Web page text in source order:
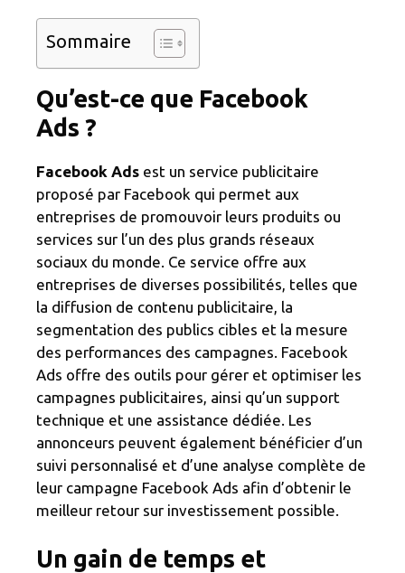
Sommaire
Qu’est-ce que Facebook
Ads ?
Facebook Ads est un service publicitaire
proposé par Facebook qui permet aux
entreprises de promouvoir leurs produits ou
services sur l’un des plus grands réseaux
sociaux du monde. Ce service offre aux
entreprises de diverses possibilités, telles que
la diffusion de contenu publicitaire, la
segmentation des publics cibles et la mesure
des performances des campagnes. Facebook
Ads offre des outils pour gérer et optimiser les
campagnes publicitaires, ainsi qu’un support
technique et une assistance dédiée. Les
annonceurs peuvent également bénéficier d’un
suivi personnalisé et d’une analyse complète de
leur campagne Facebook Ads afin d’obtenir le
meilleur retour sur investissement possible.
Un gain de temps et